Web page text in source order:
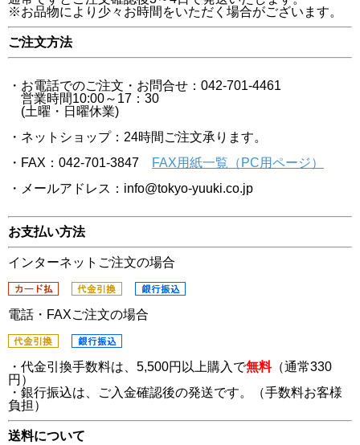
※お品物により少々お時間をいただく場合がございます。
ご注文方法
・お電話でのご注文・お問合せ：042-701-4461
営業時間10:00～17：30
(土曜・日曜休業)
・ネットショップ：24時間ご注文承ります。
・FAX：042-701-3847
FAX用紙一覧（PC用ページ）
・メールアドレス：info@tokyo-yuuki.co.jp
お支払い方法
インターネットご注文の場合
電話・FAXご注文の場合
・代金引換手数料は、5,500円以上購入で無料（通常330
円）
・銀行振込は、ご入金確認後の発送です。（手数料お客様
負担）
送料について